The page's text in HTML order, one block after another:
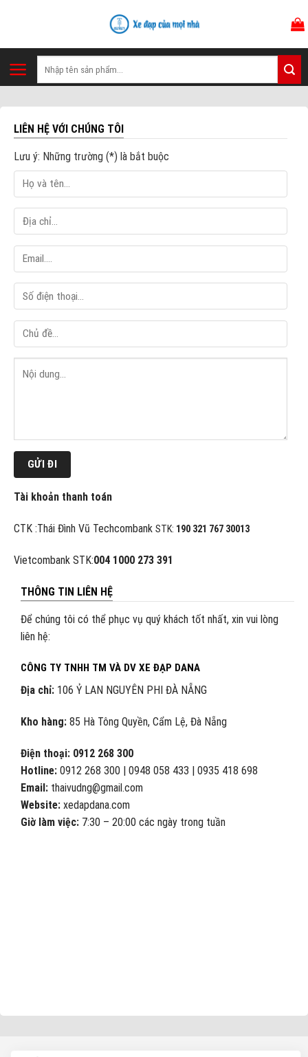
Tìm
kiếm:
LIÊN HỆ VỚI CHÚNG TÔI
Lưu ý: Những trường (*) là bắt buộc
Tài khoản thanh toán
CTK :Thái Đình Vũ Techcombank STK: 190 321 767 30013
Vietcombank STK:004 1000 273 391
THÔNG TIN LIÊN HỆ
Để chúng tôi có thể phục vụ quý khách tốt nhất, xin vui lòng
liên hệ:
CÔNG TY TNHH TM VÀ DV XE ĐẠP DANA
Địa chỉ: 106 Ỷ LAN NGUYÊN PHI ĐÀ NẴNG
Kho hàng: 85 Hà Tông Quyền, Cẩm Lệ, Đà Nẵng
Điện thoại: 0912 268 300
Hotline: 0912 268 300 | 0948 058 433 | 0935 418 698
Email: thaivudng@gmail.com
Website: xedapdana.com
Giờ làm việc: 7:30 – 20:00 các ngày trong tuần